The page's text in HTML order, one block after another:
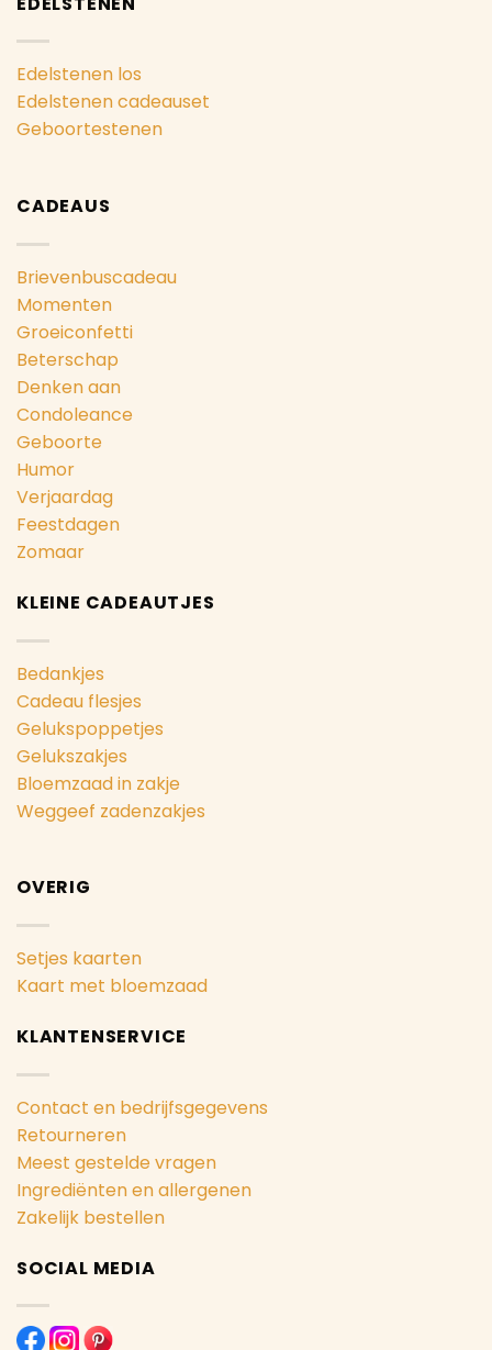
Edelstenen los
Edelstenen cadeauset
Geboortestenen
CADEAUS
Brievenbuscadeau
Momenten
Groeiconfetti
Beterschap
Denken aan
Condoleance
Geboorte
Humor
Verjaardag
Feestdagen
Zomaar
KLEINE CADEAUTJES
Bedankjes
Cadeau flesjes
Gelukspoppetjes
Gelukszakjes
Bloemzaad in zakje
Weggeef zadenzakjes
OVERIG
Setjes kaarten
Kaart met bloemzaad
KLANTENSERVICE
Contact en bedrijfsgegevens
Retourneren
Meest gestelde vragen
Ingrediënten en allergenen
Zakelijk bestellen
SOCIAL MEDIA